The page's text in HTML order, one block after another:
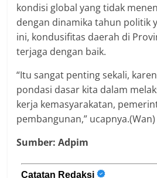
kondisi global yang tidak
dengan dinamika tahun politik
ini, kondusifitas daerah di
terjaga dengan baik.
“Itu sangat penting sekali,
pondasi dasar kita dalam
kerja kemasyarakatan,
pembangunan,” ucapnya.(Wan)
Sumber: Adpim